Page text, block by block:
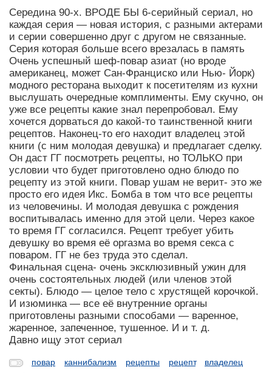
Середина 90-х. ВРОДЕ БЫ 6-серийный сериал, но
каждая серия — новая история, с разными актерами
и серии совершенно друг с другом не связанные.
Серия которая больше всего врезалась в память
Очень успешный шеф-повар азиат (но вроде
американец, может Сан-Франциско или Нью- Йорк)
модного ресторана выходит к посетителям из кухни
выслушать очередные комплименты. Ему скучно, он
уже все рецепты какие знал перепробовал. Ему
хочется дорваться до какой-то таинственной книги
рецептов. Наконец-то его находит владелец этой
книги (с ним молодая девушка) и предлагает сделку.
Он даст ГГ посмотреть рецепты, но ТОЛЬКО при
условии что будет приготовлено одно блюдо по
рецепту из этой книги. Повар ушам не верит- это же
просто его идея Икс. Бомба в том что все рецепты
из человечины. И молодая девушка с рождения
воспитывалась именно для этой цели. Через какое
то время ГГ согласился. Рецепт требует убить
девушку во время её оргазма во время секса с
поваром. ГГ не без труда это сделал.
Финальная сцена- очень эксклюзивный ужин для
очень состоятельных людей (или членов этой
секты). Блюдо — целое тело с хрустящей корочкой.
И изюминка — все её внутренние органы
приготовлены разными способами — варенное,
жаренное, запеченное, тушенное. И и т. д.
Давно ищу этот сериал
повар каннибализм рецепты рецепт
владелец